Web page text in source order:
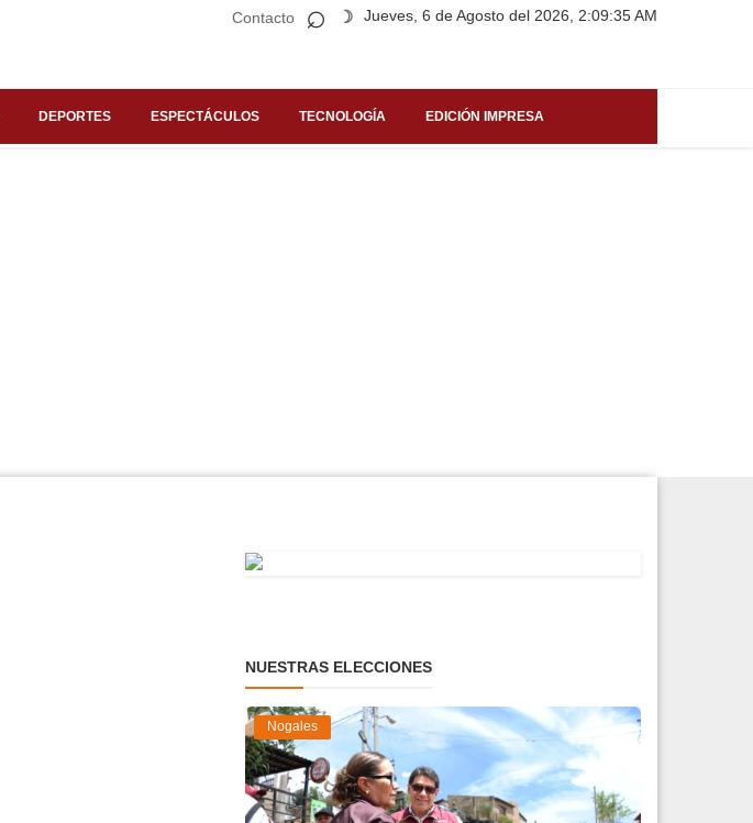
Contacto Jueves, 6 de Agosto del 2026, 2:09:35 AM
⌕ ☽
DEPORTES ESPECTÁCULOS TECNOLOGÍA EDICIÓN IMPRESA
NUESTRAS ELECCIONES
Nogales